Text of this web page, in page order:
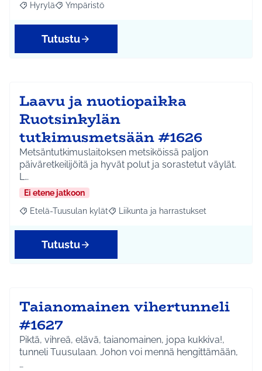
Rajaa tulokset aihepiirin mukaan: Hyrylä
Hyrylä Rajaa tulokset teeman mukaan: Ympäristö
Ympäristö
Tutustu
Laavu ja nuotiopaikka
Ruotsinkylän
tutkimusmetsään #1626
Metsäntutkimuslaitoksen metsiköissä paljon
päiväretkeilijöitä ja hyvät polut ja sorastetut väylät.
L…
Ei etene jatkoon
Rajaa tulokset aihepiirin mukaan: Etelä-Tuusulan kylät
Etelä-Tuusulan kylät Rajaa tulokset teeman mukaan:
Liikunta ja harrastukset
Tutustu
Taianomainen vihertunneli
#1627
Piktä, vihreä, elävä, taianomainen, jopa kukkiva!,
tunneli Tuusulaan. Johon voi mennä hengittämään,
…